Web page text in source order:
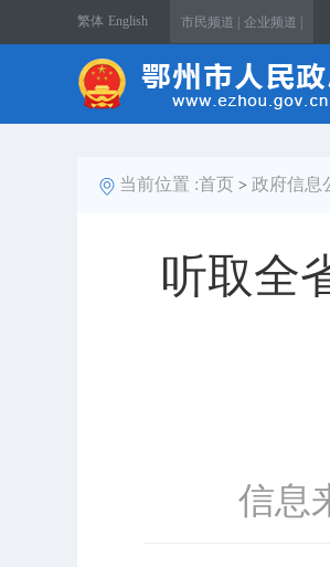
繁体 English 市民频道 | 企业频道 |
当前位置 :首页 > 政府信息
听取全
信息